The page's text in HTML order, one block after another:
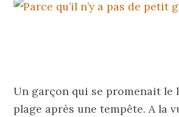
Un garçon qui se promenait le
plage après une tempête. A la